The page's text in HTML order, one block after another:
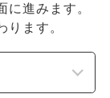
に進みます。
ります。